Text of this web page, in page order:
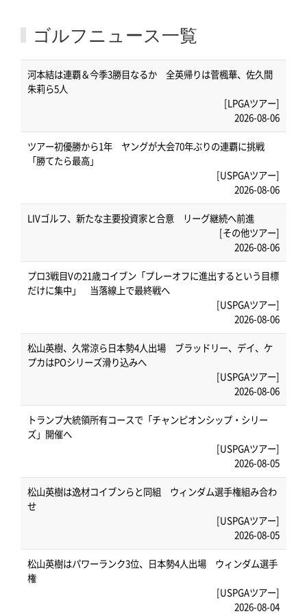
ゴルフニュース一覧
河本結は連覇＆今季3勝目なるか 全英帰りは菅楓華、佐久間
朱莉ら5人
[LPGAツアー]
2026-08-06
ツアー初優勝から1年 ヤングが大会70年ぶりの連覇に挑戦
「勝てたら最高」
[USPGAツアー]
2026-08-06
LIVゴルフ、新たな主要投資家と合意 リーグ継続へ前進
[その他ツアー]
2026-08-06
プロ3戦目Vの21歳コイブン「プレーオフに進出するという目標
だけに集中」 当落線上で最終戦へ
[USPGAツアー]
2026-08-06
松山英樹、久常涼ら日本勢4人出場 ブラッドリー、デイ、ケ
プカはPOシリーズ滑り込みへ
[USPGAツアー]
2026-08-06
トランプ大統領所有コースで「チャンピオンシップ・シリー
ズ」開催へ
[USPGAツアー]
2026-08-05
松山英樹は逸材コイブンらと同組 ウィンダム選手権組み合わ
せ
[USPGAツアー]
2026-08-05
松山英樹はパワーランク3位、日本勢4人出場 ウィンダム選手
権
[USPGAツアー]
2026-08-04